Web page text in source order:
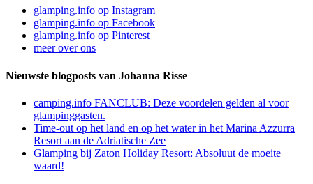
glamping.info op Instagram
glamping.info op Facebook
glamping.info op Pinterest
meer over ons
Nieuwste blogposts van Johanna Risse
camping.info FANCLUB: Deze voordelen gelden al voor
glampinggasten.
Time-out op het land en op het water in het Marina Azzurra
Resort aan de Adriatische Zee
Glamping bij Zaton Holiday Resort: Absoluut de moeite
waard!